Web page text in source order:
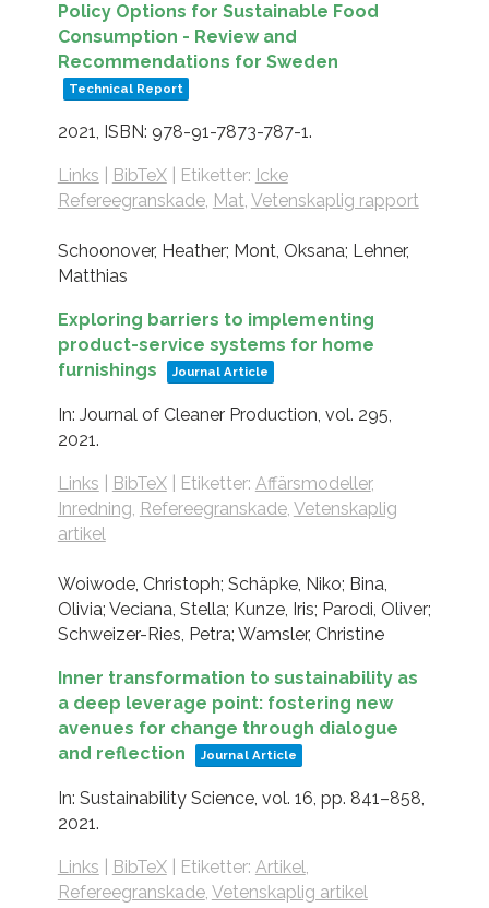
Policy Options for Sustainable Food
Consumption - Review and
Recommendations for Sweden
Technical Report
2021, ISBN: 978-91-7873-787-1.
Links BibTeX| Etiketter: Icke
Refereegranskade, Mat, Vetenskaplig rapport
Schoonover, Heather; Mont, Oksana; Lehner,
Matthias
Exploring barriers to implementing
product-service systems for home
furnishings
Journal Article
In: Journal of Cleaner Production, vol. 295,
2021.
Links BibTeX| Etiketter: Affärsmodeller,
Inredning, Refereegranskade, Vetenskaplig
artikel
Woiwode, Christoph; Schäpke, Niko; Bina,
Olivia; Veciana, Stella; Kunze, Iris; Parodi, Oliver;
Schweizer-Ries, Petra; Wamsler, Christine
Inner transformation to sustainability as
a deep leverage point: fostering new
avenues for change through dialogue
and reflection
Journal Article
In: Sustainability Science, vol. 16, pp. 841–858,
2021.
Links BibTeX| Etiketter: Artikel,
Refereegranskade, Vetenskaplig artikel